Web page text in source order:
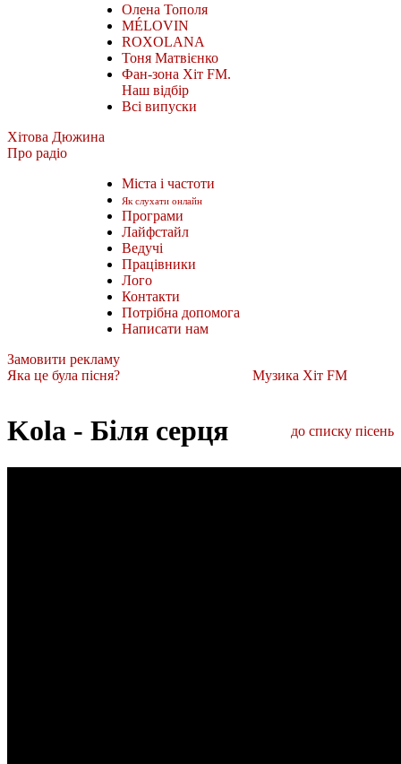
Олена Тополя
MÉLOVIN
ROXOLANA
Тоня Матвієнко
Фан-зона Хіт FM.
Наш відбір
Всі випуски
Хітова Дюжина
Про радіо
Міста і частоти
Як слухати онлайн
Програми
Лайфстайл
Ведучі
Працівники
Лого
Контакти
Потрібна допомога
Написати нам
Замовити рекламу
Яка це була пісня?
Музика Хіт FM
Kola - Біля серця до списку пісень